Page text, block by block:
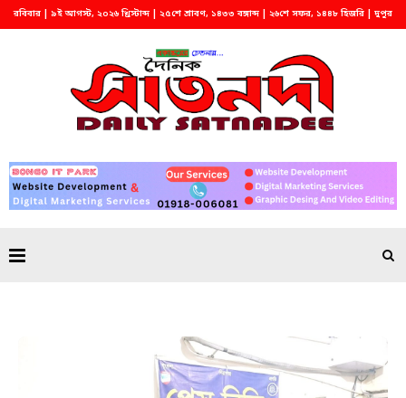
রবিবার | ৯ই আগস্ট, ২০২৬ খ্রিস্টাব্দ | ২৫শে শ্রাবণ, ১৪৩৩ বঙ্গাব্দ | ২৬শে সফর, ১৪৪৮ হিজরি | দুপুর